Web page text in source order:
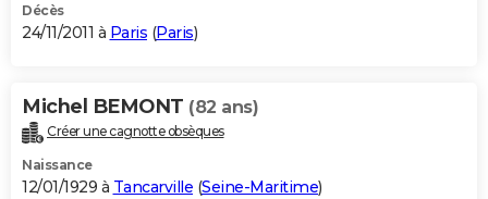
Décès
24/11/2011 à Paris (Paris)
Michel BEMONT (82 ans)
Créer une cagnotte obsèques
Naissance
12/01/1929 à Tancarville (Seine-Maritime)